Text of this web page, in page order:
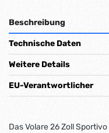
Beschreibung
Technische Daten
Weitere Details
EU-Verantwortlicher
Das Volare 26 Zoll